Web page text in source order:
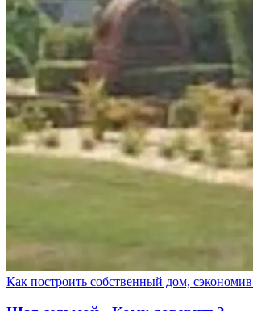
Как построить собственный дом,